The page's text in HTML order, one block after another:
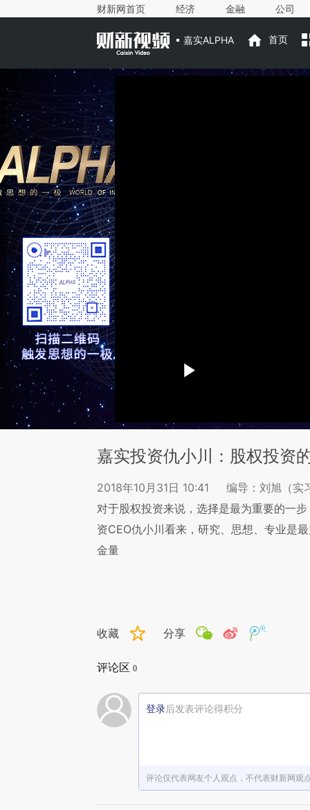
财新网首页 经济 金融 公司
嘉实ALPHA 首页
嘉实投资仇小川：股权投资
2018年10月31日 10:41
编导：刘旭（实
对于股权投资来说，选择是最为重要的一
资CEO仇小川看来，研究、思想、专业是
金量
收藏 分享
评论区 0
登录后发表评论得积分
评论仅代表网友个人观点，不代表财新网观